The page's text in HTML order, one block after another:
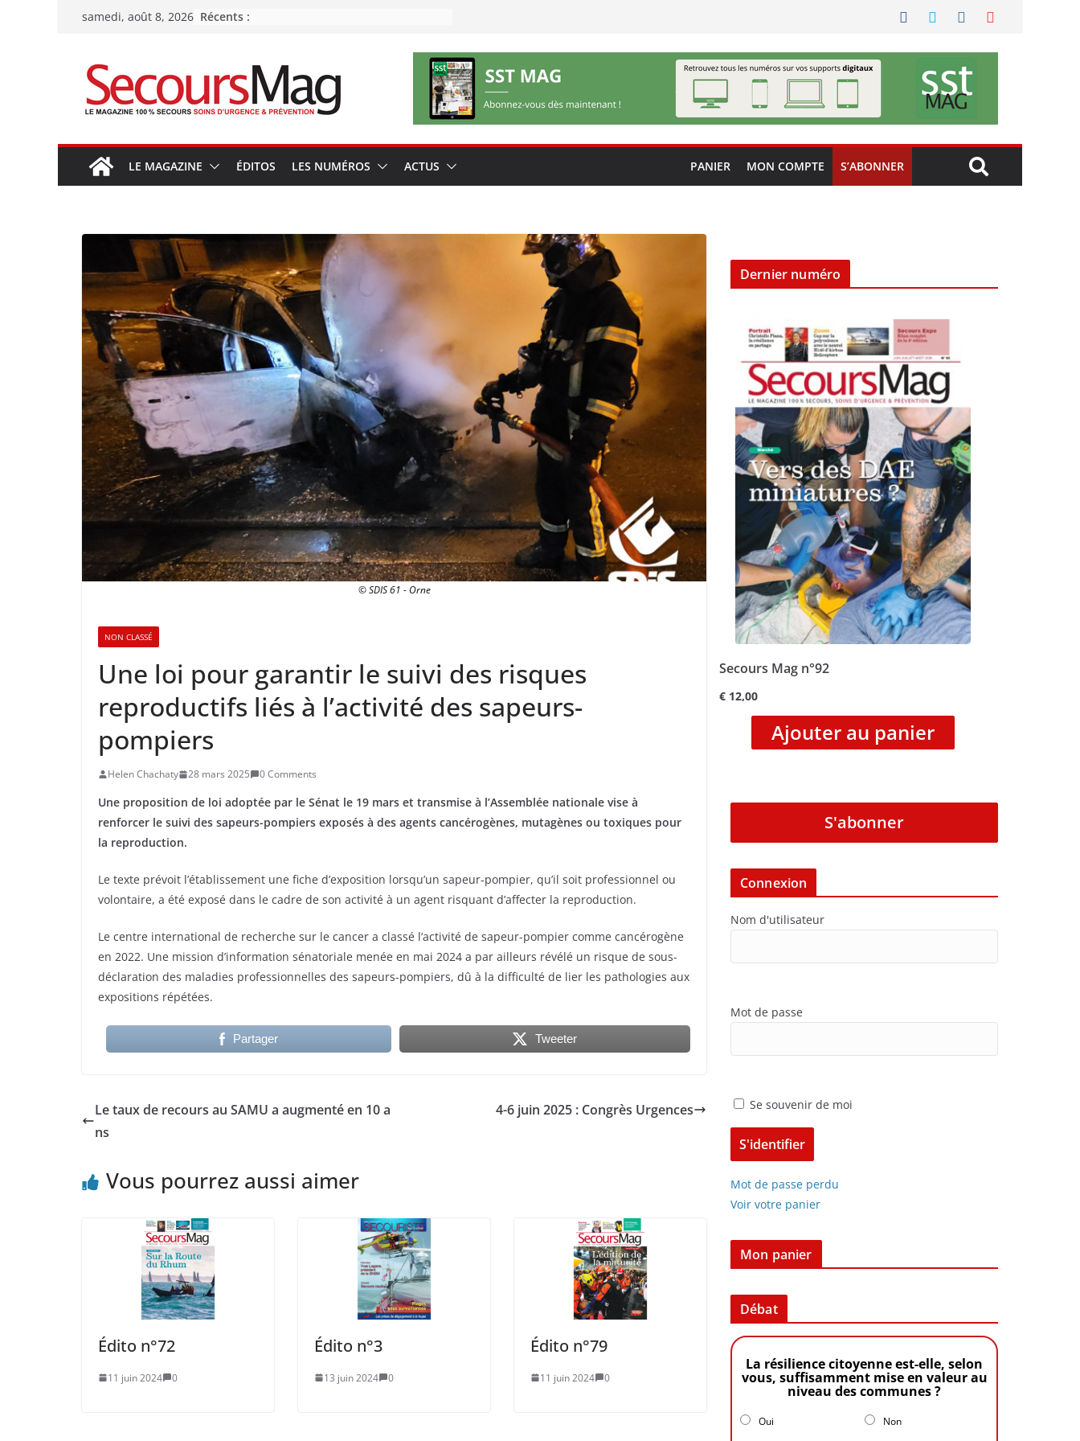
Passersamedi, août 8, 2026 Récents :
LE MAGAZINE ÉDITOS LES NUMÉROS ACTUS PANIER MON COMPTE S’ABONNER
© SDIS 61 - Orne
NON CLASSÉ
Une loi pour garantir le suivi des risques
reproductifs liés à l’activité des sapeurs-
pompiers
Helen Chachaty 28 mars 2025 0 Comments
Une proposition de loi adoptée par le Sénat le 19 mars et transmise à l’Assemblée nationale vise à
renforcer le suivi des sapeurs-pompiers exposés à des agents cancérogènes, mutagènes ou toxiques pour
la reproduction.
Le texte prévoit l’établissement une fiche d’exposition lorsqu’un sapeur-pompier, qu’il soit professionnel ou
volontaire, a été exposé dans le cadre de son activité à un agent risquant d’affecter la reproduction.
Le centre international de recherche sur le cancer a classé l’activité de sapeur-pompier comme cancérogène
en 2022. Une mission d’information sénatoriale menée en mai 2024 a par ailleurs révélé un risque de sous-
déclaration des maladies professionnelles des sapeurs-pompiers, dû à la difficulté de lier les pathologies aux
expositions répétées.
Partager Tweeter
Le taux de recours au SAMU a augmenté en 10 a
ns
4-6 juin 2025 : Congrès Urgences
Vous pourrez aussi aimer
Édito n°72
11 juin 2024 0
Édito n°3
13 juin 2024 0
Édito n°79
11 juin 2024 0
Dernier numéro
Secours Mag n°92
€ 12,00
Ajouter au panier
S'abonner
Connexion
Nom d'utilisateur
Mot de passe
Se souvenir de moi
Mot de passe perdu
Voir votre panier
Mon panier
Débat
La résilience citoyenne est-elle, selon
vous, suffisamment mise en valeur au
niveau des communes ?
Oui Non